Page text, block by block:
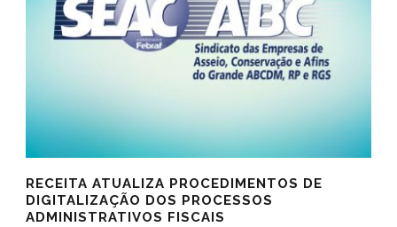
RECEITA ATUALIZA PROCEDIMENTOS DE
DIGITALIZAÇÃO DOS PROCESSOS
ADMINISTRATIVOS FISCAIS